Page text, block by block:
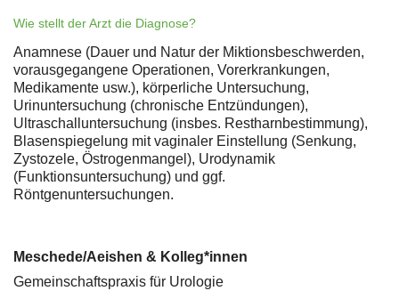
Wie stellt der Arzt die Diagnose?
Anamnese (Dauer und Natur der Miktionsbeschwerden,
vorausgegangene Operationen, Vorerkrankungen,
Medikamente usw.), körperliche Untersuchung,
Urinuntersuchung (chronische Entzündungen),
Ultraschalluntersuchung (insbes. Restharnbestimmung),
Blasenspiegelung mit vaginaler Einstellung (Senkung,
Zystozele, Östrogenmangel), Urodynamik
(Funktionsuntersuchung) und ggf.
Röntgenuntersuchungen.
Meschede/Aeishen & Kolleg*innen
Gemeinschaftspraxis für Urologie